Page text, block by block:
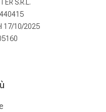
S.R.L.
17/10/2025